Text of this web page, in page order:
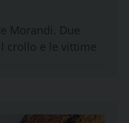
Morandi. Due
crollo e le vittime